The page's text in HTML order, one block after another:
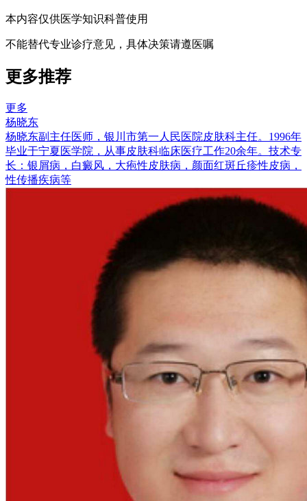
本内容仅供医学知识科普使用
不能替代专业诊疗意见，具体决策请遵医嘱
更多推荐
更多
杨晓东
杨晓东副主任医师，银川市第一人民医院皮肤科主任。1996年
毕业于宁夏医学院，从事皮肤科临床医疗工作20余年。技术专
长：银屑病，白癜风，大疱性皮肤病，颜面红斑丘疹性皮病，
性传播疾病等